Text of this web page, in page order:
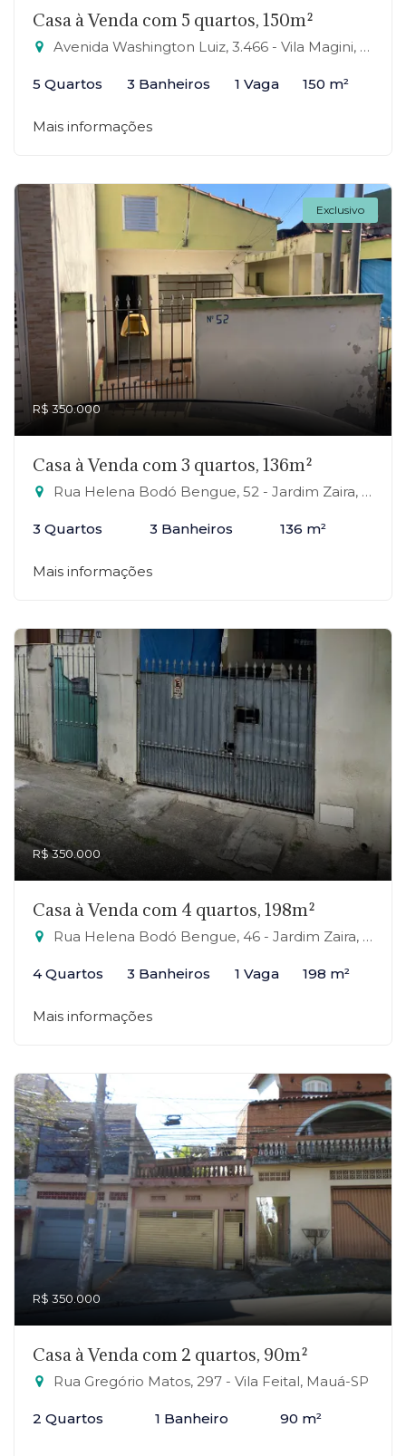
Casa à Venda com 5 quartos, 150m²
Avenida Washington Luiz, 3.466 - Vila Magini, Mauá-SP
5 Quartos 3 Banheiros 1 Vaga 150 m²
Mais informações
Exclusivo
R$ 350.000
Casa à Venda com 3 quartos, 136m²
Rua Helena Bodó Bengue, 52 - Jardim Zaira, Mauá-SP
3 Quartos 3 Banheiros 136 m²
Mais informações
R$ 350.000
Casa à Venda com 4 quartos, 198m²
Rua Helena Bodó Bengue, 46 - Jardim Zaira, Mauá-SP
4 Quartos 3 Banheiros 1 Vaga 198 m²
Mais informações
R$ 350.000
Casa à Venda com 2 quartos, 90m²
Rua Gregório Matos, 297 - Vila Feital, Mauá-SP
2 Quartos 1 Banheiro 90 m²